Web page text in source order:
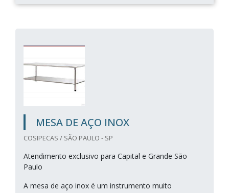
MESA DE AÇO INOX
COSIPECAS / SÃO PAULO - SP
Atendimento exclusivo para Capital e Grande São
Paulo
A mesa de aço inox é um instrumento muito